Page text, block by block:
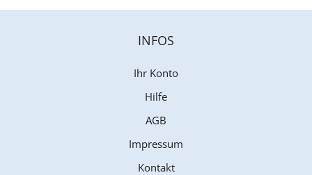
INFOS
Ihr Konto
Hilfe
AGB
Impressum
Kontakt